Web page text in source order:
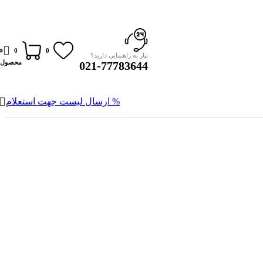
نیاز به راهنمایی دارید؟
021-77783644
0
0
محصول
% ارسال لیست جهت استعلام